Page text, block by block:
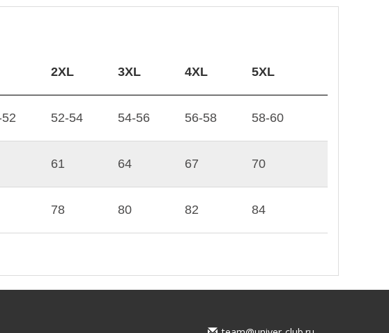
2XL 3XL 4XL 5XL
52-54 54-56 56-58 58-60
61 64 67 70
78 80 82 84